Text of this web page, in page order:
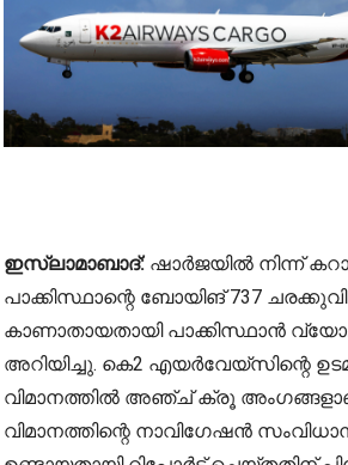
ഇസ്‌ലാമാബാദ്:ഷാർജയിൽ നിന്ന്
പാക്കിസ്ഥാന്റെ ബോയിങ് 737
കാണാതായതായി പാക്കിസ്ഥാൻ
അറിയിച്ചു. കെ2 എയർവേയ്‌സിന്റെ
വിമാനത്തിൽ അഞ്ച് ക്രൂ
വിമാനത്തിന്റെ നാവിഗേഷൻ